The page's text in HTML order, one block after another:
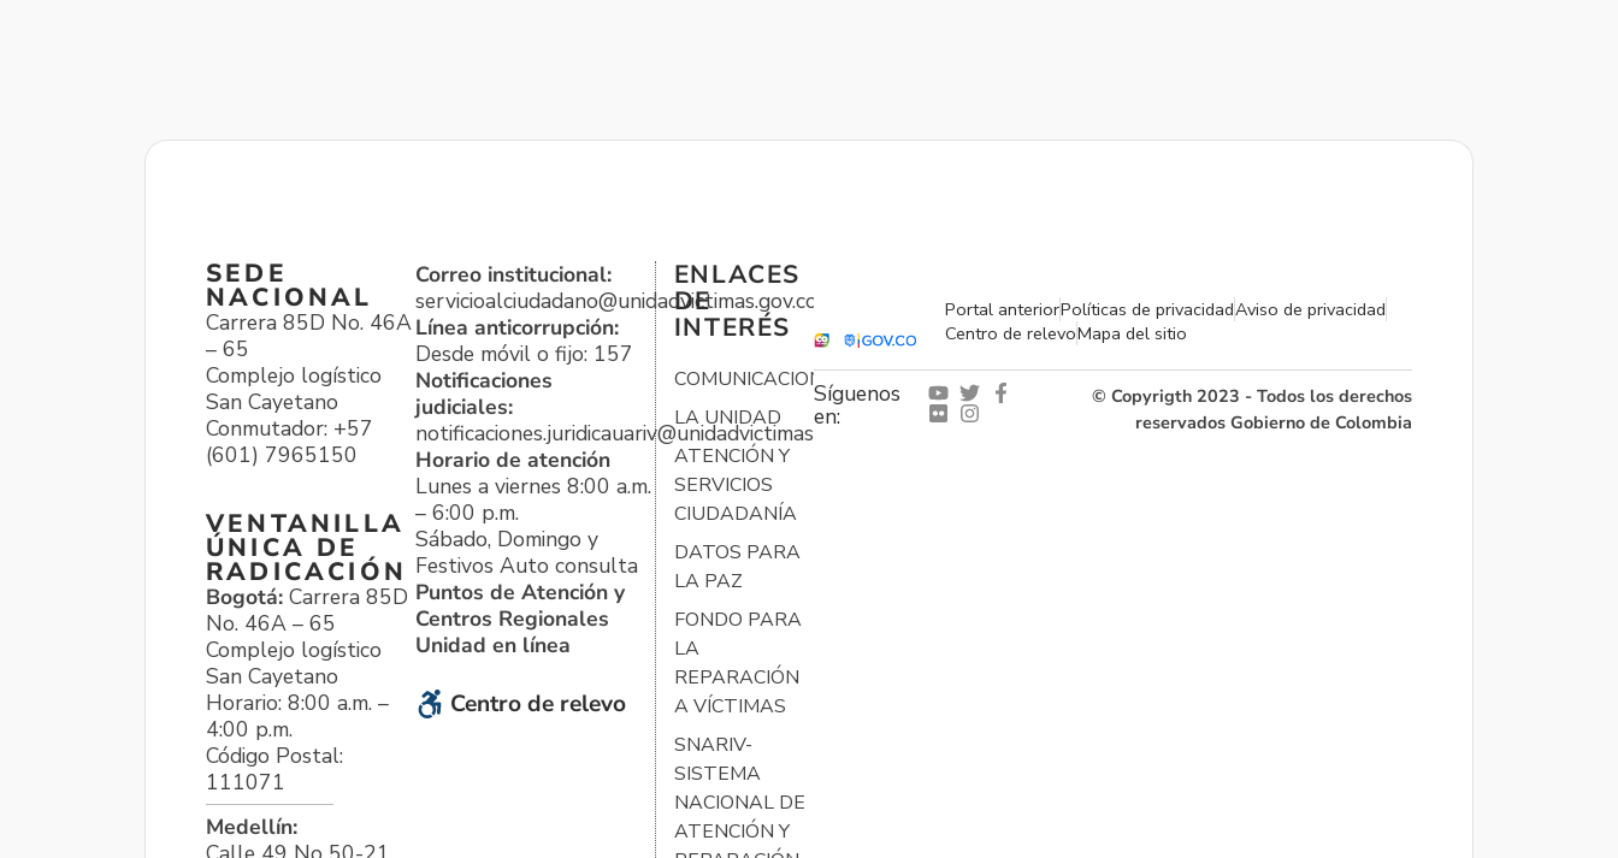
SEDE
NACIONAL
Carrera 85D No. 46A
– 65
Complejo logístico
San Cayetano
Conmutador: +57
(601) 7965150
VENTANILLA
ÚNICA DE
RADICACIÓN
Bogotá: Carrera 85D
No. 46A – 65
Complejo logístico
San Cayetano
Horario: 8:00 a.m. –
4:00 p.m.
Código Postal:
111071
Medellín:
Correo institucional:
servicioalciudadano@unidadvictimas.gov.co
Línea anticorrupción:
Desde móvil o fijo: 157
Notificaciones
judiciales:
notificaciones.juridicauariv@unidadvictimas.gov.co
Horario de atención
Lunes a viernes 8:00 a.m.
– 6:00 p.m.
Sábado, Domingo y
Festivos Auto consulta
Puntos de Atención y
Centros Regionales
Unidad en línea
Centro de relevo
ENLACES
DE
INTERÉS
COMUNICACIONES
LA UNIDAD
ATENCIÓN Y
SERVICIOS
CIUDADANÍA
DATOS PARA
LA PAZ
FONDO PARA
LA
REPARACIÓN
A VÍCTIMAS
SNARIV-
SISTEMA
NACIONAL DE
ATENCIÓN Y
Portal anteriorPolíticas de privacidadAviso de privacidad
Centro de relevoMapa del sitio
Síguenos
en:
© Copyrigth 2023 - Todos los derechos
reservados Gobierno de Colombia